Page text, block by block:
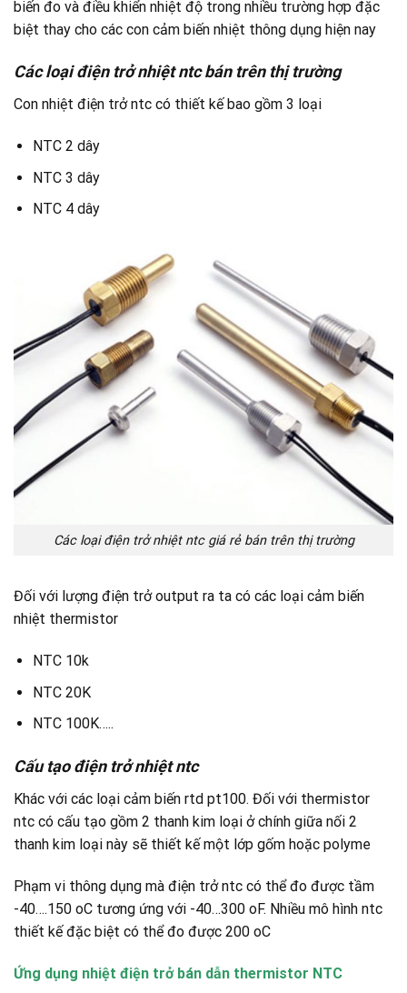
biến đo và điều khiển nhiệt độ trong nhiều trường hợp đặc
biệt thay cho các con cảm biến nhiệt thông dụng hiện nay
Các loại điện trở nhiệt ntc bán trên thị trường
Con nhiệt điện trở ntc có thiết kế bao gồm 3 loại
NTC 2 dây
NTC 3 dây
NTC 4 dây
Các loại điện trở nhiệt ntc giá rẻ bán trên thị trường
Đối với lượng điện trở output ra ta có các loại cảm biến
nhiệt thermistor
NTC 10k
NTC 20K
NTC 100K…..
Cấu tạo điện trở nhiệt ntc
Khác với các loại cảm biến rtd pt100. Đối với thermistor
ntc có cấu tạo gồm 2 thanh kim loại ở chính giữa nối 2
thanh kim loại này sẽ thiết kế một lớp gốm hoặc polyme
Phạm vi thông dụng mà điện trở ntc có thể đo được tầm
-40….150 oC tương ứng với -40…300 oF. Nhiều mô hình ntc
thiết kế đặc biệt có thể đo được 200 oC
Ứng dụng nhiệt điện trở bán dẫn thermistor NTC